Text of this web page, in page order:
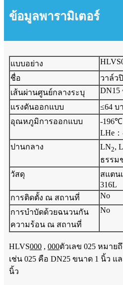
ข้อมูลพารามิเตอร์
แบบอย่าง
ชื่อ
วาล์ว
เส้นผ่านศูนย์กลางระบุ
DN15
แรงดันออกแบบ
≤64 บ
อุณหภูมิการออกแบบ
-
LHe
ปานกลาง
LN2,
ธรรม
วัสดุ
สแตน
316L
การติดตั้ง ณ สถานที่
No
การบำบัดด้วยฉนวนกัน
ความร้อน ณ สถานที่
No
HLVS000 , 000ตัวเลข 025 หมาย
เช่น 025 คือ DN25 ขนาด 1 นิ้ว แ
นิ้ว